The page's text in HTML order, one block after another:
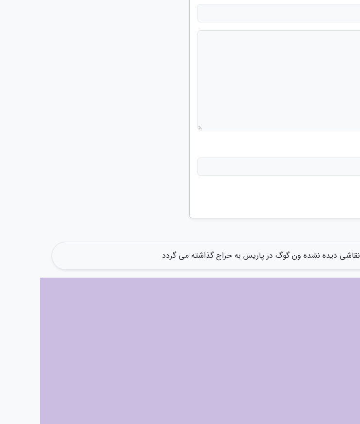
نقاشی دیده نشده ون گوگ در پاریس به حراج گذاشته می گردد